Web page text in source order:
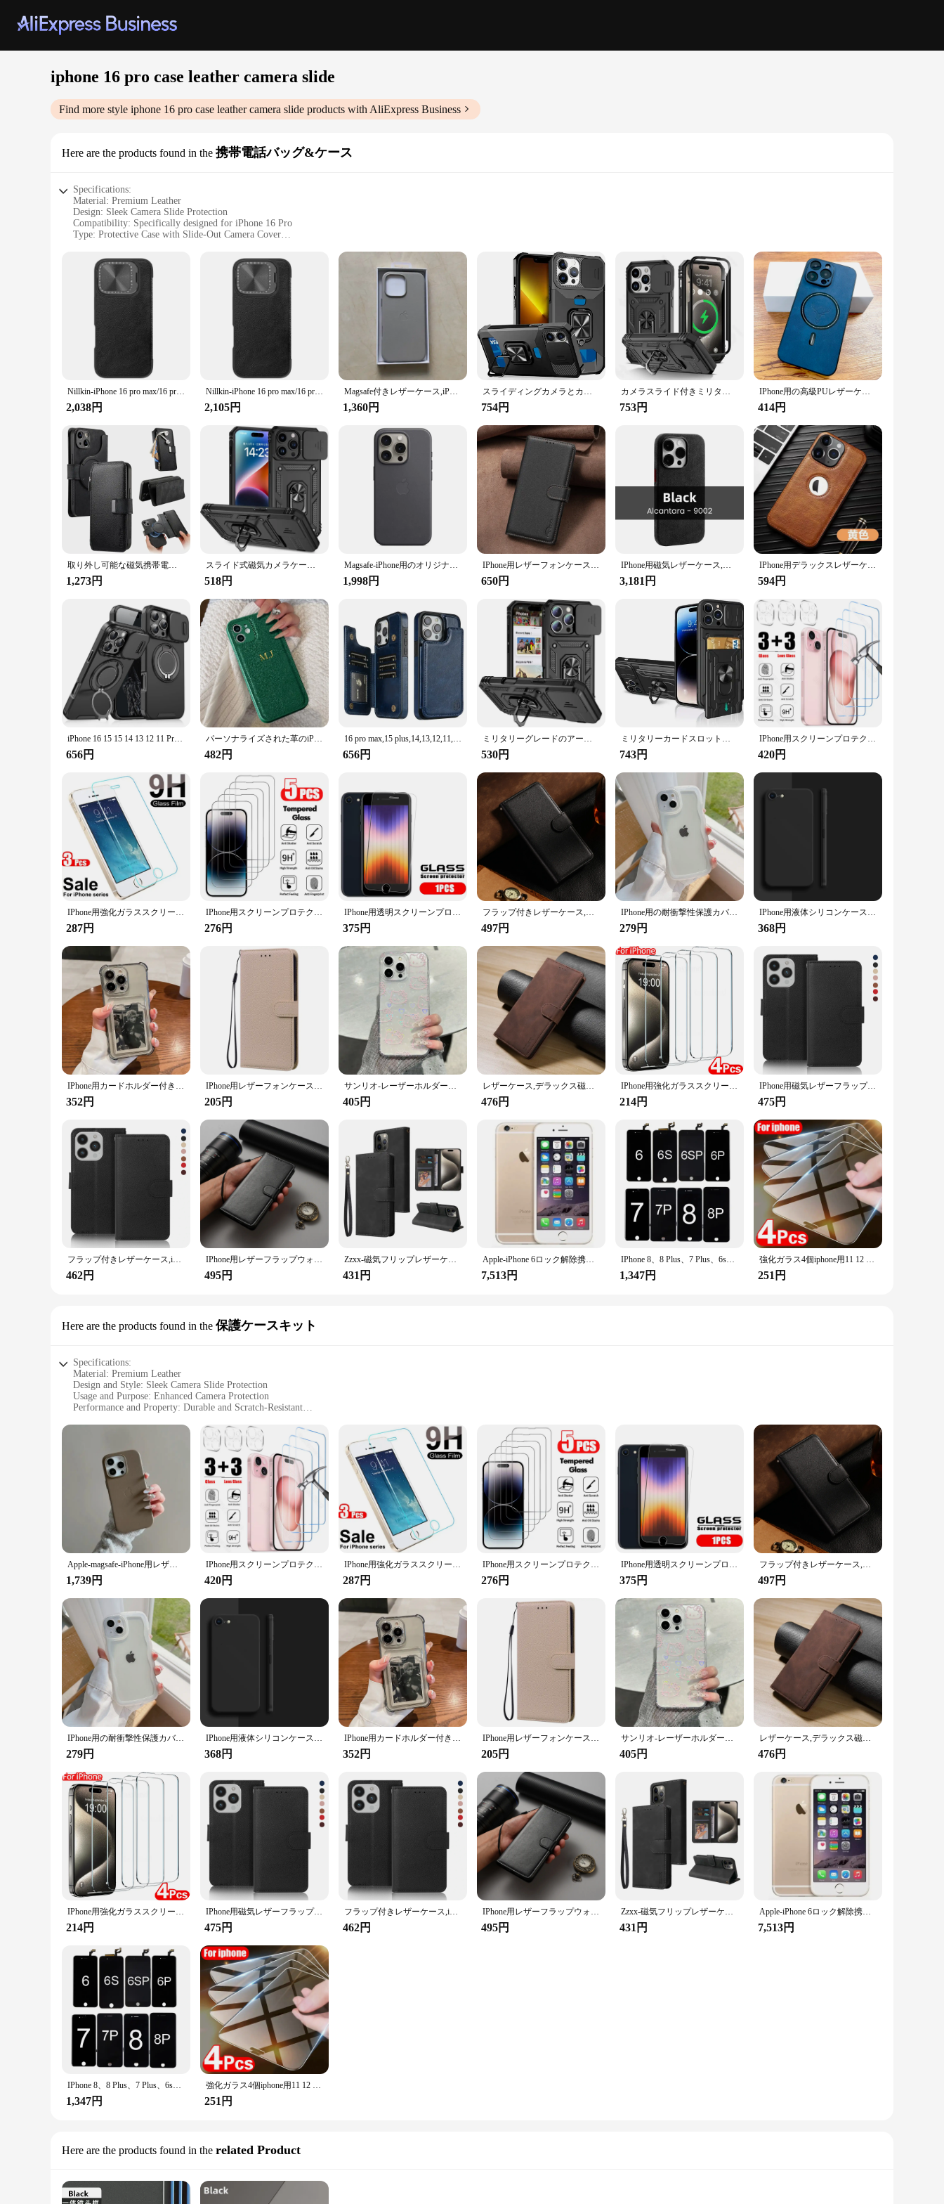
iphone 16 pro case leather camera slide
Find more style iphone 16 pro case leather camera slide products with AliExpress Business
Here are the products found in the 携帯電話バッグ&ケース
Specifications:
Material: Premium Leather
Design: Sleek Camera Slide Protection
Compatibility: Specifically designed for iPhone 16 Pro
Type: Protective Case with Slide-Out Camera Cover
Features: Wholesale Availability, Vendor Support, Durable Construction
Features:
|Vendors|
**Elegant Protection Meets Convenience**
The iPhone 16 Pro Case Leather Camera Slide is not just an accessory; it's a statement of style and practicality. Crafted from premium leather, this case offers a luxurious feel that complements the
sophistication of your iPhone. The sleek design ensures that your device remains protected while maintaining its sleek profile. The standout feature of this case is the innovative camera slide, which
provides quick and easy access to your phone's camera without compromising its safety. This feature is especially useful for photographers and videographers who need to capture moments swiftly.
**Durable and Reliable**
Designed with the iPhone 16 Pro in mind, this case is engineered to withstand the rigors of daily use. The robust construction ensures that your device is shielded from scratches, drops, and other
potential damages. The case's durability is further enhanced by the thoughtful design that includes reinforced corners and a snug fit to prevent slips and falls. Whether you're on the go or at home, this
case provides the peace of mind that your iPhone is well-protected.
**Adaptable and User-Friendly**
This case isn't just about protection; it's also about adaptability. The wholesale availability and vendor support make it an ideal choice for businesses looking to offer high-quality iPhone accessories to
their customers. The set is designed to cater to a wide range of users, from casual users to professionals who require a reliable case for their iPhone 16 Pro. The ease of use and the convenience of the
camera slide make this case a must-have for anyone who values both style and functionality.
Nillkin-iPhone 16 pro max/16 pro/16 plus用の耐衝撃性レザーフラップケース,カメラ保護カバー
2,038円
Nillkin-iPhone 16 pro max/16 pro/16 plus用の耐衝撃性レザーフラップケース,カメラ保護カバー
2,105円
Magsafe付きレザーケース,iPhone用ケース,16 pro max,16 plus,ワイヤレス充電,ボックス付き磁気カバー,オリジナル
1,360円
スライディングカメラとカードクリップ付きの頑丈な保護ケース,iPhone 16 15 14 13 12 pro max 8 7 plus mini se
754円
カメラスライド付きミリタリーアーマーカバー,保護,360度回転,iPhone 16,15,14,13,12,11 pro,xs,max,xr,plus
753円
IPhone用の高級PUレザーケース,Magsafeワイヤレス充電ケース,16, 15, 14, 13, 12, 11 pro max plus,15pro,14pro,13pro max
414円
取り外し可能な磁気携帯電話ケース,iPhone 16,15 pro,14,13,12,11 pro max用の革製ケース,2 in 1ケース
1,273円
スライド式磁気カメラケース,回転リング,iPhone 16, 15, 14, 13, 12, 11 pro max,15 plus,xr,xs,x,8,7
518円
Magsafe-iPhone用のオリジナルの磁気レザーケース,ワイヤレス充電,iPhone 14,15,16,14 pro max
1,998円
IPhone用レザーフォンケース,iPhone 16 pro max,iPhone 15, iPhone 14 plus,16 promax用ウォレットケース
650円
IPhone用磁気レザーケース,デラックス,スエード,16 pro max,15,14,13,12 mini
3,181円
IPhone用デラックスレザーケース,シリコンレンズ保護ケース,オリジナルロゴ穴付き,iPhone 15 pro max 16 14 13 12 11 xs xr 7 8 plus
594円
iPhone 16 15 15 14 13 12 11 Pro Max Plusスライドカバーカメラに適した豪華Magsafe磁気ワイヤレス充電保護カバー
656円
パーソナライズされた革のiPhoneケース,名前,イニシャル,文字,日曜大工,16, 15, 14, 13, 12, 11 pro max
482円
16 pro max,15 plus,14,13,12,11,se,2,x,xs用の盗難防止レザーケースxr,8, 7
656円
ミリタリーグレードのアーマーケース,リングスタンド,回転スライド,カメラレンズ,iPhone 16,14,13,12,11,15 pro max plus,12mini,x,xr用カバー7、8
530円
ミリタリーカードスロット付きケース,スライドホルダー付きケース,360磁気カメラケース,iPhone 16 15 14 13 pro max xr x 8 7 plus se,2022
743円
IPhone用スクリーンプロテクター,モデル6in 1,15,14,13,12,11 pro max,plus,7,8,se,xr,x,xs,2020、2022
420円
IPhone用強化ガラススクリーンプロテクター,7, 8, 6, 6s plus,se,2020, 2022, 3個
287円
IPhone用スクリーンプロテクター,モデル14, 13, 12, 11 pro max,6,6 s,7,8,15 plus用強化ガラスフィルム14pro、5個
276円
IPhone用透明スクリーンプロテクター,モデル2020 7 8 plus,9h,4個
375円
フラップ付きレザーケース,保護カバー,iphone 16, 15, 14, 13, 12, 11 pro max,x,xr,xs max,7,8,6 6s plus、se 2020、2022
497円
IPhone用の耐衝撃性保護カバー,互換性のあるモデル15, 14, 13, 12, 11 pro max,mini,xs,se 7,8 plus,柔らかくてかわいい
279円
IPhone用液体シリコンケース,耐衝撃性ソフトTPU,8 se 2020 2020
368円
IPhone用カードホルダー付き透明ケース,耐衝撃性ウォレット,ソフトケース,iPhone 16,15,14,13,12,11 pro max,mini,x,xr,7 8プラス
352円
IPhone用レザーフォンケース,2022ケース,iPhone SE用,13 11 12 pro max 8 7 plus 6s xr x xs max,2020
205円
サンリオ-レーザーホルダー付き電話ケース,ハローキティ,カワイイ,iphone 16 15 14 12 13 11 pro max xr xs max 7 8 plus mini y2k
405円
レザーケース,デラックス磁気フリップ,カードスロットスタンド,Apple iPhone x,xr,xs,max,se,8, 7, 6s plus,2020用カバー
476円
IPhone用強化ガラススクリーンプロテクター,保護フィルム,16, 15, 14, 13, 12, 11 pro max,7,8 plus,x,xs,xr,4個
214円
IPhone用磁気レザーフラップケース,iPhone 16,15,14 pro max,13 pro max,12,11 pro max,se,x,xr,xs,8,7,6 6s plus,5s,se,2022
475円
フラップ付きレザーケース,iphone 15, 14, 13, 12 mini,11 pro max,x,xr,xs max,7,8,6s plus,保護カバーse 2020, 2022
462円
IPhone用レザーフラップウォレットケース,カードホルダー保護カバー,iPhone 15, 14 plus,13, 12 mini,11 pro max,x,xr,xs max,7,8 plus se 2020, 2022
495円
Zzxx-磁気フリップレザーケース,ウォレットカードスロット付き,iphone 15 pro max,14 plus,13 mini,12, 11,x,xs,xr,se,8用カバー7、6s、2022
431円
Apple-iPhone 6ロック解除携帯電話,4.7インチ画面,スマートフォン,iOS,a8,8mp,rom16,64, 128GB,デュアルコア,指紋認識,4g lte,オリジナル
7,513円
IPhone 8、8 Plus、7 Plus、6s、6sPlus用のデジタイザーマウント付きLCDタッチスクリーン
1,347円
強化ガラス4個iphone用11 12 13 14 15プロxr x xs maxスクリーンプロテクターon iphone 12 13 mini 7 8 6 plus seガラス
251円
Here are the products found in the 保護ケースキット
Specifications:
Material: Premium Leather
Design and Style: Sleek Camera Slide Protection
Usage and Purpose: Enhanced Camera Protection
Performance and Property: Durable and Scratch-Resistant
Applicable People: Ideal for iPhone 16 Pro Users
Features:
**Unmatched Protection for Your iPhone 16 Pro**
The iPhone 16 Pro case leather camera slide is a testament to style and functionality. Designed with a sophisticated leather finish, this case not only offers a premium feel but also provides robust
protection for your device. The unique camera slide feature ensures that your camera lens is always shielded from scratches and impacts, making it an essential accessory for iPhone 16 Pro users who
value their device's appearance and functionality.
**Versatile and Convenient Design**
The case's versatile design allows for easy access to all buttons and ports, ensuring that your iPhone 16 Pro remains fully functional. The slim profile of the case maintains the sleek aesthetic of your
device while providing a secure grip. Whether you're on the go or at home, this case is the perfect companion for your iPhone 16 Pro, offering a combination of style and practicality.
**Adaptive Scenario and Supplier Reliability**
The iPhone 16 Pro case leather camera slide is not just a product; it's a solution tailored for iPhone 16 Pro users who demand the best. It's an essential part of any iPhone 16 Pro set, and its availability
from reliable wholesale vendors and suppliers ensures that you can purchase it in bulk for sale or personal use. This case is a must-have for anyone looking to safeguard their iPhone 16 Pro while
maintaining its pristine condition.
Apple-magsafe-iPhone用レザーケース,ワイヤレス充電,磁気ケース,公式,オリジナル,16 pro,max,16 plus
1,739円
IPhone用スクリーンプロテクター,モデル6in 1,15,14,13,12,11 pro max,plus,7,8,se,xr,x,xs,2020、2022
420円
IPhone用強化ガラススクリーンプロテクター,7, 8, 6, 6s plus,se,2020, 2022, 3個
287円
IPhone用スクリーンプロテクター,モデル14, 13, 12, 11 pro max,6,6 s,7,8,15 plus用強化ガラスフィルム14pro、5個
276円
IPhone用透明スクリーンプロテクター,モデル2020 7 8 plus,9h,4個
375円
フラップ付きレザーケース,保護カバー,iphone 16, 15, 14, 13, 12, 11 pro max,x,xr,xs max,7,8,6 6s plus、se 2020、2022
497円
IPhone用の耐衝撃性保護カバー,互換性のあるモデル15, 14, 13, 12, 11 pro max,mini,xs,se 7,8 plus,柔らかくてかわいい
279円
IPhone用液体シリコンケース,耐衝撃性ソフトTPU,8 se 2020 2020
368円
IPhone用カードホルダー付き透明ケース,耐衝撃性ウォレット,ソフトケース,iPhone 16,15,14,13,12,11 pro max,mini,x,xr,7 8プラス
352円
IPhone用レザーフォンケース,2022ケース,iPhone SE用,13 11 12 pro max 8 7 plus 6s xr x xs max,2020
205円
サンリオ-レーザーホルダー付き電話ケース,ハローキティ,カワイイ,iphone 16 15 14 12 13 11 pro max xr xs max 7 8 plus mini y2k
405円
レザーケース,デラックス磁気フリップ,カードスロットスタンド,Apple iPhone x,xr,xs,max,se,8, 7, 6s plus,2020用カバー
476円
IPhone用強化ガラススクリーンプロテクター,保護フィルム,16, 15, 14, 13, 12, 11 pro max,7,8 plus,x,xs,xr,4個
214円
IPhone用磁気レザーフラップケース,iPhone 16,15,14 pro max,13 pro max,12,11 pro max,se,x,xr,xs,8,7,6 6s plus,5s,se,2022
475円
フラップ付きレザーケース,iphone 15, 14, 13, 12 mini,11 pro max,x,xr,xs max,7,8,6s plus,保護カバーse 2020, 2022
462円
IPhone用レザーフラップウォレットケース,カードホルダー保護カバー,iPhone 15, 14 plus,13, 12 mini,11 pro max,x,xr,xs max,7,8 plus se 2020, 2022
495円
Zzxx-磁気フリップレザーケース,ウォレットカードスロット付き,iphone 15 pro max,14 plus,13 mini,12, 11,x,xs,xr,se,8用カバー7、6s、2022
431円
Apple-iPhone 6ロック解除携帯電話,4.7インチ画面,スマートフォン,iOS,a8,8mp,rom16,64, 128GB,デュアルコア,指紋認識,4g lte,オリジナル
7,513円
IPhone 8、8 Plus、7 Plus、6s、6sPlus用のデジタイザーマウント付きLCDタッチスクリーン
1,347円
強化ガラス4個iphone用11 12 13 14 15プロxr x xs maxスクリーンプロテクターon iphone 12 13 mini 7 8 6 plus seガラス
251円
Here are the products found in the related Product